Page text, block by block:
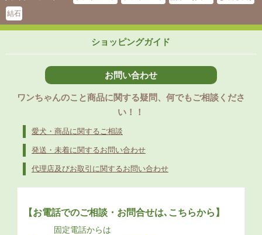
結石
ショッピングガイド
お問い合わせ
ワンちゃんのこと商品に関する疑問、何でもご相談くださ
い！！
愛犬・商品に関するご相談
発送・未着に関するお問い合わせ
代理店及びお取引に関するお問い合わせ
【お電話でのご相談・お問合せは､こちらから】
固定電話からは